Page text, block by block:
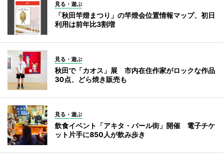
見る・遊ぶ
「秋田竿燈まつり」の竿燈会位置情報マップ、初日
利用は前年比3割増
見る・遊ぶ
秋田で「カオス」展 市内在住作家がロックな作品
30点、どら焼き販売も
見る・遊ぶ
飲食イベント「アキタ・バール街」開催 電子チケ
ット片手に850人が飲み歩き